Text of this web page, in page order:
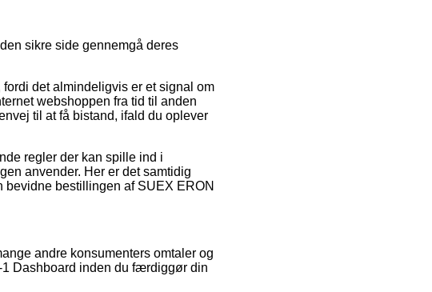
sikre side gennemgå deres
det almindeligvis er et signal om
webshoppen fra tid til anden
til at få bistand, ifald du oplever
regler der kan spille ind i
anvender. Her er det samtidig
bestillingen af SUEX ERON
andre konsumenters omtaler og
Dashboard inden du færdiggør din